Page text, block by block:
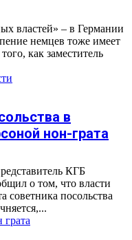
властей» – в Германии
немцев тоже имеет
как заместитель
в
нон-грата
КГБ
о том, что власти
советника посольства
грата